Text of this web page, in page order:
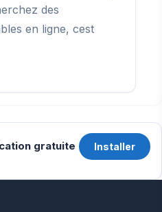
des
en ligne, cest
gratuite Installer